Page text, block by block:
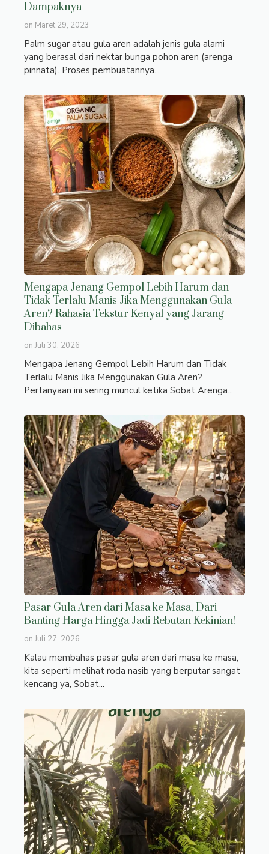
Dampaknya
on Maret 29, 2023
Palm sugar atau gula aren adalah jenis gula alami
yang berasal dari nektar bunga pohon aren (arenga
pinnata). Proses pembuatannya...
Mengapa Jenang Gempol Lebih Harum dan
Tidak Terlalu Manis Jika Menggunakan Gula
Aren? Rahasia Tekstur Kenyal yang Jarang
Dibahas
on Juli 30, 2026
Mengapa Jenang Gempol Lebih Harum dan Tidak
Terlalu Manis Jika Menggunakan Gula Aren?
Pertanyaan ini sering muncul ketika Sobat Arenga...
Pasar Gula Aren dari Masa ke Masa, Dari
Banting Harga Hingga Jadi Rebutan Kekinian!
on Juli 27, 2026
Kalau membahas pasar gula aren dari masa ke masa,
kita seperti melihat roda nasib yang berputar sangat
kencang ya, Sobat...